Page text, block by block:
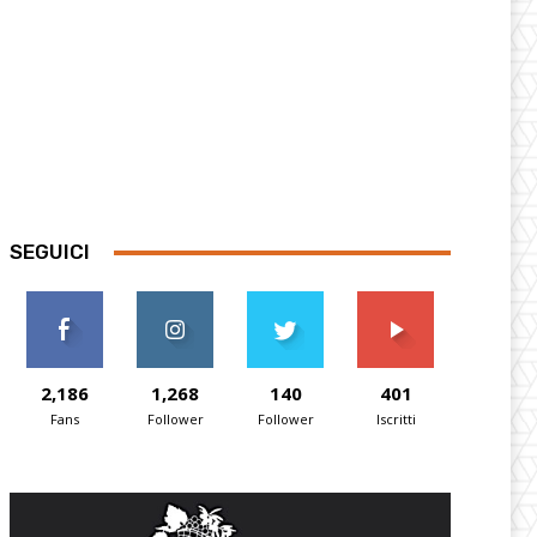
SEGUICI
2,186
Fans
1,268
Follower
140
Follower
401
Iscritti